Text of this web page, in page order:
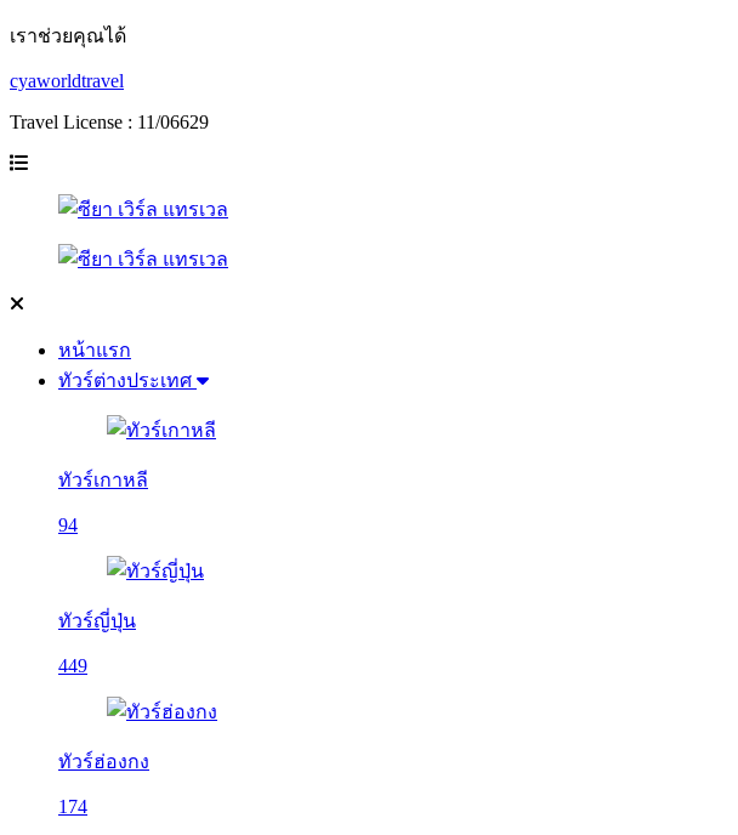
เราช่วยคุณได้
cyaworldtravel
Travel License : 11/06629
หน้าแรก
ทัวร์ต่างประเทศ
ทัวร์เกาหลี
94
ทัวร์ญี่ปุ่น
449
ทัวร์ฮ่องกง
174